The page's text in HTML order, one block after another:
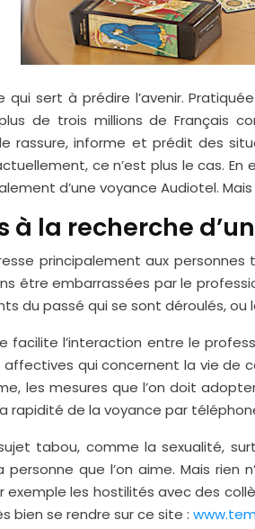
sert à prédire l’avenir.
de trois millions de Français
rassure, informe et prédit des
ce n’est plus le cas.
d’une voyance Audiotel.
à la recherche
principalement aux
être embarrassées par le
du passé qui se sont déroulés,
l’interaction entre le
qui concernent la vie
les mesures que l’on doit
rapidité de la voyance par
tabou, comme la sexualité,
que l’on aime. Mais
les hostilités avec des
bien se rendre sur ce site :